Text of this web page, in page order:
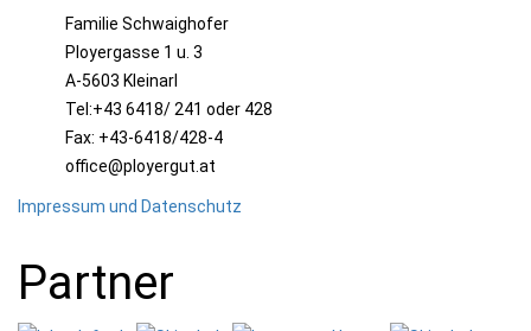
Familie Schwaighofer
Ployergasse 1 u. 3
A-5603 Kleinarl
Tel:+43 6418/ 241 oder 428
Fax: +43-6418/428-4
office@ployergut.at
Impressum und Datenschutz
Partner